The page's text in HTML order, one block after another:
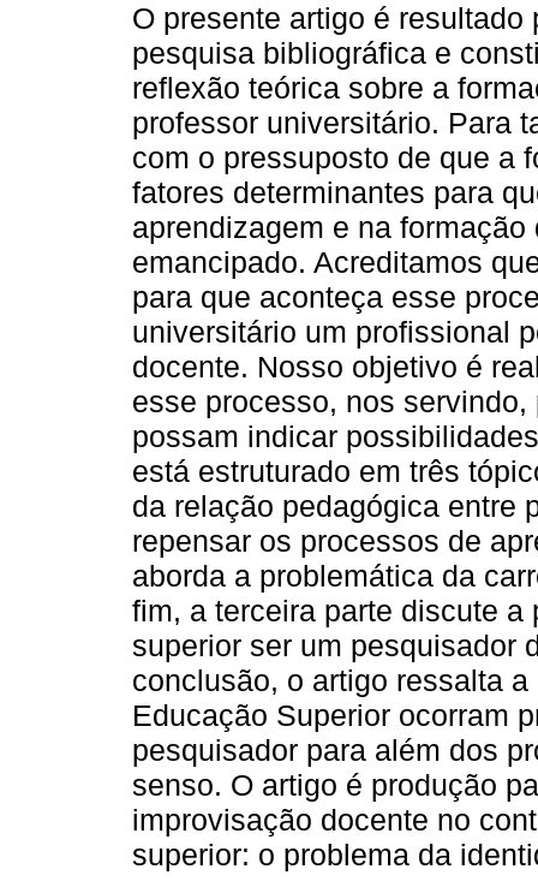
O presente artigo é resultado
pesquisa bibliográfica e
reflexão teórica sobre a
professor universitário. Para
com o pressuposto de que a
fatores determinantes para
aprendizagem e na
emancipado. Acreditamos
para que aconteça esse
universitário um profissional
docente. Nosso objetivo é
esse processo, nos
possam indicar
está estruturado em três
da relação pedagógica entre
repensar os processos de
aborda a problemática da
fim, a terceira parte discute
superior ser um pesquisador
conclusão, o artigo ressalta
Educação Superior ocorram
pesquisador para além dos
senso. O artigo é produção
improvisação docente no
superior: o problema da